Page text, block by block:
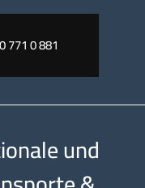
771 0 881
und